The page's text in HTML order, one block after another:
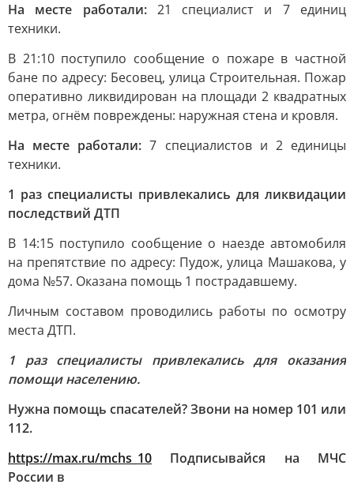
На месте работали:21 специалист и 7 единиц
техники.
В 21:10 поступило сообщение о пожаре в частной
бане по адресу: Бесовец, улица Строительная. Пожар
оперативно ликвидирован на площади 2 квадратных
метра, огнём повреждены: наружная стена и кровля.
На месте работали: 7 специалистов и 2 единицы
техники.
1 раз специалисты привлекались для ликвидации
последствий ДТП
В 14:15 поступило сообщение о наезде автомобиля
на препятствие по адресу: Пудож, улица Машакова, у
дома №57. Оказана помощь 1 пострадавшему.
Личным составом проводились работы по осмотру
места ДТП.
1 раз специалисты привлекались для оказания
помощи населению.
Нужна помощь спасателей? Звони на номер 101 или
112.
https://max.ru/mchs_10 Подписывайся на МЧС
России в